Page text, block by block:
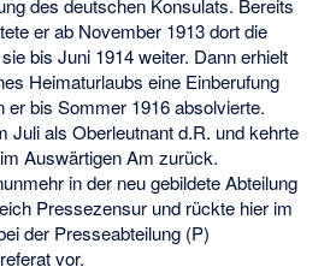
des deutschen Konsulats. Bereits
er ab November 1913 dort die
bis Juni 1914 weiter. Dann erhielt
Heimaturlaubs eine Einberufung
er bis Sommer 1916 absolvierte.
Juli als Oberleutnant d.R. und kehrte
Auswärtigen Am zurück.
in der neu gebildete Abteilung
Pressezensur und rückte hier im
der Presseabteilung (P)
vor.